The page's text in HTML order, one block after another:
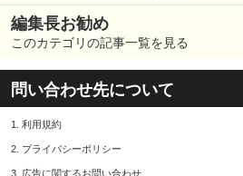
編集長お勧め
このカテゴリの記事一覧を見る
問い合わせ先について
1. 利用規約
2. プライバシーポリシー
3. 広告に関するお問い合わせ